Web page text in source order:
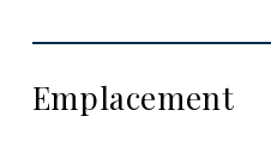
Emplacement